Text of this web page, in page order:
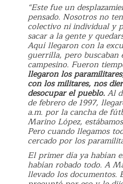
“Este fue un
pensado. Nosotros no
colectivo ni individual y
sacar a la gente y
Aquí llegaron con la
guerrilla, pero buscaban
campesino. Fueron
llegaron los
con los militares, nos
desocupar el pueblo.Al
de febrero de 1997,
a.m. por la cancha de
Marino López,
Pero cuando llegamos
cercado por los
El primer día ya habían
habían robado todo. A
llevado los documentos.